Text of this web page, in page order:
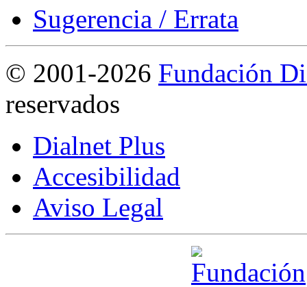
Sugerencia / Errata
© 2001-2026 Fundación
reservados
Dialnet Plus
Accesibilidad
Aviso Legal